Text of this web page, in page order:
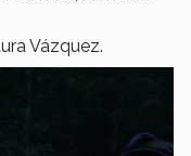
Vázquez.